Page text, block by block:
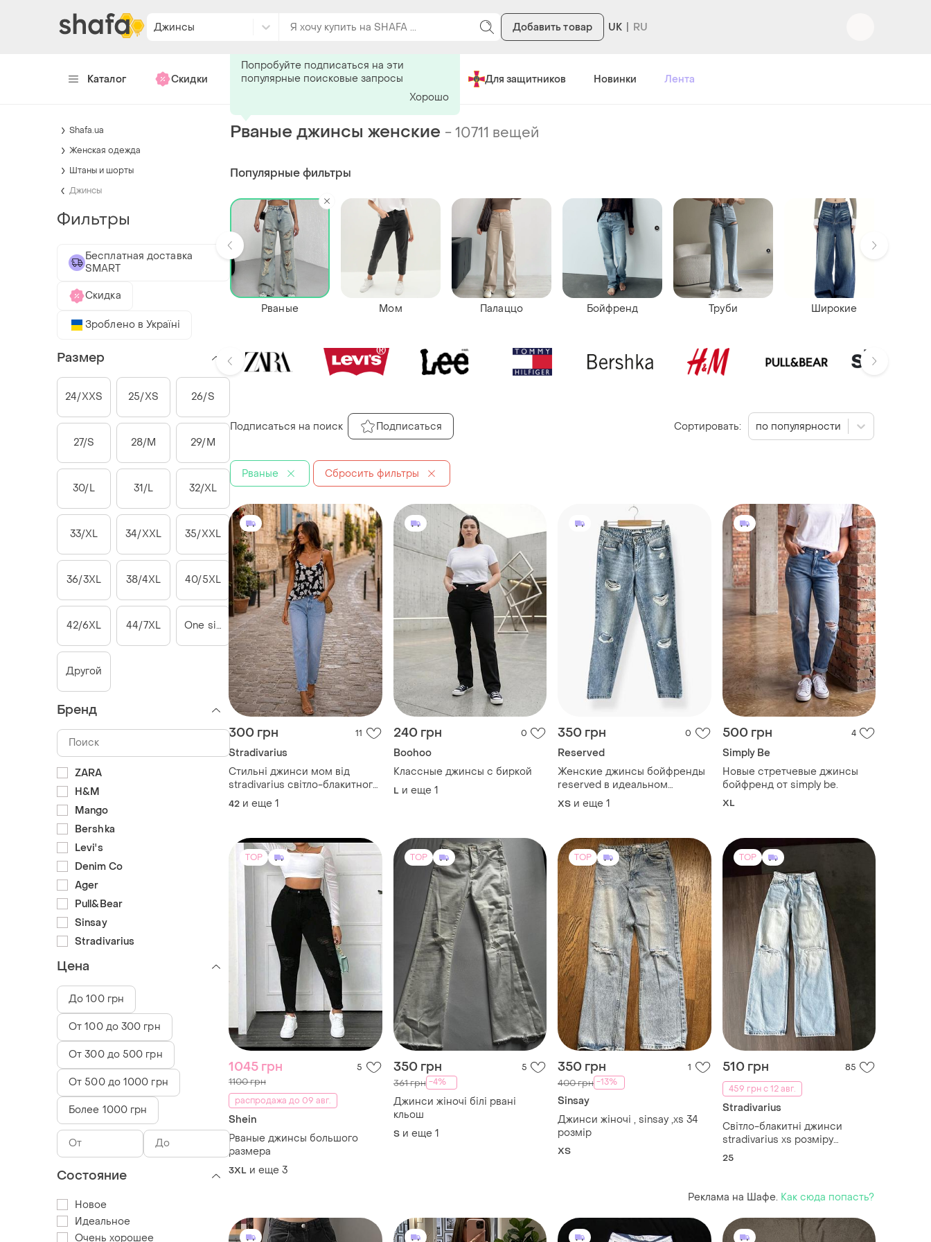
Джинсы Добавить товар UK
Каталог Скидки Хендмейд Сделано в Украине Для защитников Новинки Лента
Рваные джинсы женские -10711 вещей
300 грн 11
Stradivarius
Стильні джинси мом від
stradivarius світло-блакитного
кольору з легкими
потертостями
42 и еще 1
240 грн 0
Boohoo
Классные джинсы с биркой
L и еще 1
350 грн 0
Reserved
Женские джинсы бойфренды
reserved в идеальном
состоянии размер xs-s
XS и еще 1
500 грн 4
Simply Be
Новые стретчевые джинсы
бойфренд от simply be.
XL
TOP
1045 грн 5
1100 грн
распродажа до 09 авг.
Shein
Рваные джинсы большого
размера
3XL и еще 3
TOP
350 грн 5
361 грн -4%
Джинси жіночі білі рвані
кльош
S и еще 1
TOP
350 грн 1
400 грн -13%
Sinsay
Джинси жіночі , sinsay ,xs 34
розмір
XS
TOP
510 грн
85
459 грн с 12 авг.
Stradivarius
Світло-блакитні джинси
stradivarius xs розміру
палаццо широкі рвані на
25
Реклама на Шафе. Как сюда попасть?
Популярные фильтры
Рваные Мом Палаццо Бойфренд Труби Широкие
Рваные Сбросить фильтры
Подписаться на поиск Подписаться
Попробуйте подписаться на эти
популярные поисковые запросы
Хорошо
Сортировать: по популярности
Shafa.ua
Женская одежда
Штаны и шорты
Джинсы
Фильтры
Бесплатная доставка
SMART
Скидка
Зроблено в Україні
Размер
24/XXS 25/XS 26/S
27/S 28/M 29/M
30/L 31/L 32/XL
33/XL 34/XXL 35/XXL
36/3XL 38/4XL 40/5XL
42/6XL 44/7XL One size
Другой
Бренд
ZARA
H&M
Mango
Bershka
Levi's
Denim Co
Ager
Pull&Bear
Sinsay
Stradivarius
Цена
До 100 грн
От 100 до 300 грн
От 300 до 500 грн
От 500 до 1000 грн
Более 1000 грн
Состояние
Новое
Идеальное
Очень хорошее